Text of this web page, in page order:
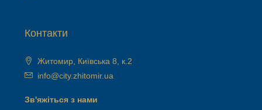
Контакти
Житомир, Київська 8, к.2
info@city.zhitomir.ua
Зв'яжіться з нами